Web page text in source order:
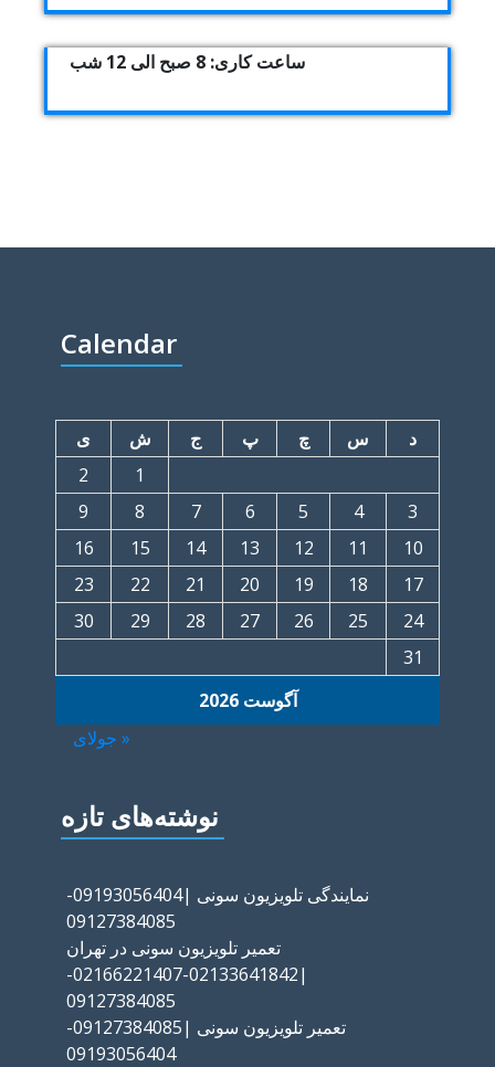
ساعت کاری: 8 صبح الی 12 شب
Calendar
آگوست 2026
د س چ پ ج ش
ی
1
2
3
4
5
6
7
8
9
10
11
12
13
14
15
16
17
18
19
20
21
22
23
24
25
26
27
28
29
30
31
« جولای
نوشته‌های تازه
نمایندگی تلویزیون سونی |09193056404-
09127384085
تعمیر تلویزیون سونی در تهران
|02133641842-02166221407-
09127384085
تعمیر تلویزیون سونی |09127384085-
09193056404